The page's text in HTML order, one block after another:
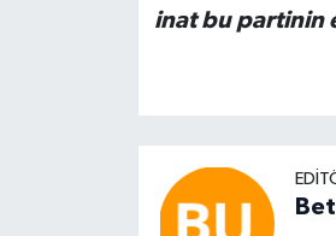
inat bu partinin